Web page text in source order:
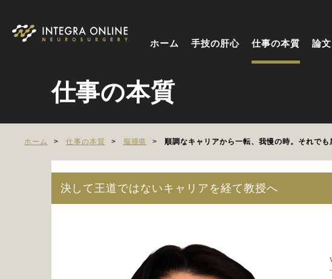
ホーム 手技の肝心 仕事の本質 論
仕事の本質
ホーム 仕事の本質 脳腫瘍 順調なキャリアから一転、我慢の時。それでも
決して王道ではないキャリアを経て教授へ